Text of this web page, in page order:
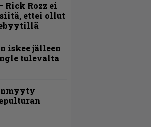
Rick Rozz ei
ettei ollut
iskee jälleen
tulevalta